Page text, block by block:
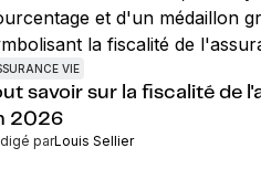
VIE
savoir sur la fiscalité de
2026
parLouis Sellier